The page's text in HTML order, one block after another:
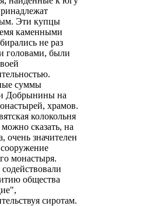
Эти купцы
каменными
не раз
головами, были
суммы
Добрынины на
храмов.
колокольня
сказать, на
очень значителен
монастыря.
общества
сиротам.